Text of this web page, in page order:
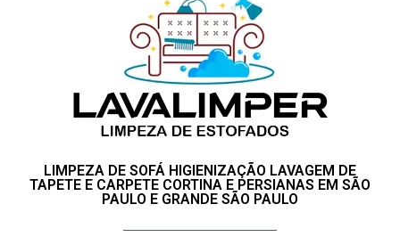
LIMPEZA DE SOFÁ HIGIENIZAÇÃO LAVAGEM DE
TAPETE E CARPETE CORTINA E PERSIANAS EM SÃO
PAULO E GRANDE SÃO PAULO